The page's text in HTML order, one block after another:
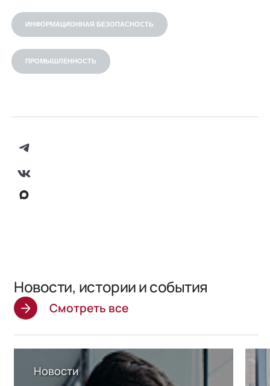
ИНФОРМАЦИОННАЯ БЕЗОПАСНОСТЬ
ПРОМЫШЛЕННОСТЬ
Новости, истории и события
Смотреть все
Новости